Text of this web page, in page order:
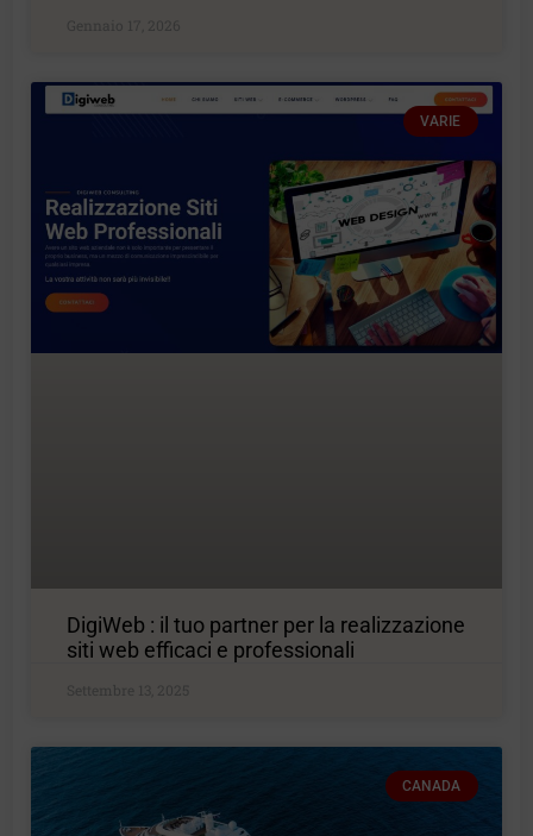
Gennaio 17, 2026
VARIE
DigiWeb : il tuo partner per la realizzazione
siti web efficaci e professionali
Settembre 13, 2025
CANADA